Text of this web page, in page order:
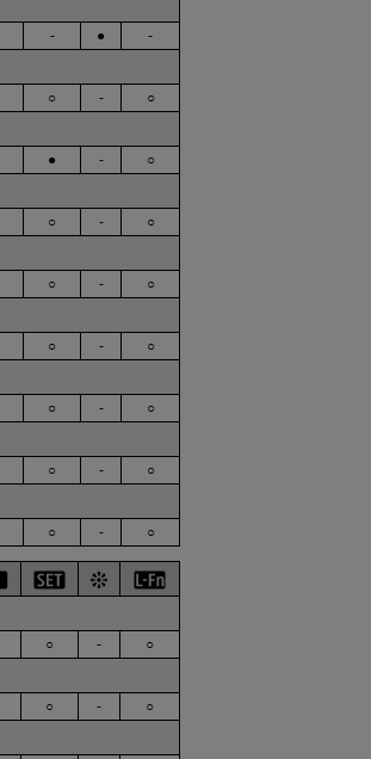
- ● -
○ - ○
● - ○
○ - ○
○ - ○
○ - ○
○ - ○
○ - ○
○ - ○
○ - ○
○ - ○